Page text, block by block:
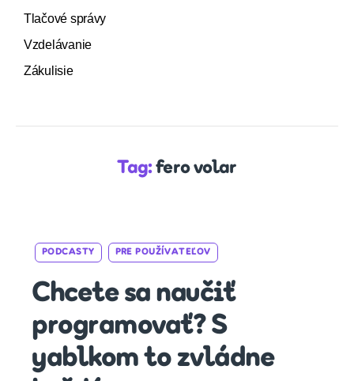
Tlačové správy
Vzdelávanie
Zákulisie
Tag:fero volar
Categories
PODCASTY PRE POUŽÍVATEĽOV
Chcete sa naučiť
programovať? S
yablkom to zvládne